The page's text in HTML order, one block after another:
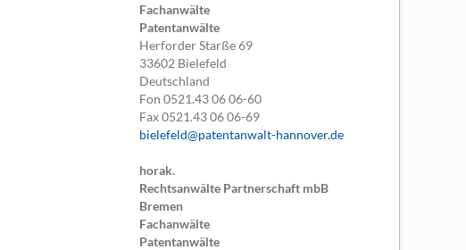
Fachanwälte
Patentanwälte
Herforder Starße 69
33602 Bielefeld
Deutschland
Fon0521.43 06 06-60
Fax0521.43 06 06-69
bielefeld@patentanwalt-hannover.de
horak.
Rechtsanwälte Partnerschaft mbB
Bremen
Fachanwälte
Patentanwälte